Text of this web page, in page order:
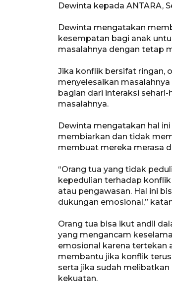
Dewinta kepada ANTARA,
Dewinta mengatakan
kesempatan bagi anak
masalahnya dengan tetap
Jika konflik bersifat ringan,
menyelesaikan
bagian dari interaksi
masalahnya.
Dewinta mengatakan hal
membiarkan dan tidak
membuat mereka merasa
“Orang tua yang tidak
kepedulian terhadap
atau pengawasan. Hal ini
dukungan emosional,”
Orang tua bisa ikut andil
yang mengancam
emosional karena tertekan
membantu jika konflik
serta jika sudah
kekuatan.